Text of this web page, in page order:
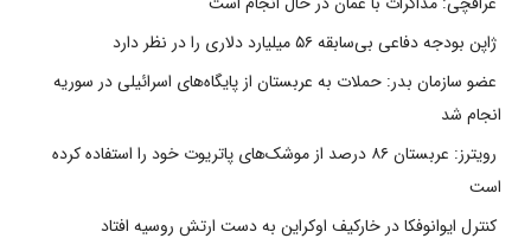
ژاپن بودجه دفاعی بی‌سابقه ۵۶ میلیارد دلاری را در نظر دارد
عضو سازمان بدر: حملات به عربستان از پایگاه‌های اسرائیلی در سوریه
انجام شد
رویترز: عربستان ۸۶ درصد از موشک‌های پاتریوت خود را استفاده کرده
است
کنترل ایوانوفکا در خارکیف اوکراین به دست ارتش روسیه افتاد